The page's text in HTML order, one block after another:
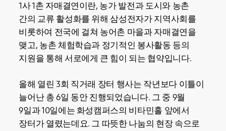
1사 1촌 자매결연이란, 농가 발전과 도시와 농촌
간의 교류 활성화를 위해 삼성전자가 지역사회를
비롯하여 전국에 걸쳐 농어촌 마을과 자매결연을
맺고, 농촌 체험학습과 정기적인 봉사활동 등의
지원을 통해 서로에게 큰 힘이 되는 협약입니다.
올해 열린 3회 직거래 장터 행사는 작년보다 이틀이
늘어난 총 6일 동안 진행되었습니다. 그 중 9월
9일과 10일에는 화성캠퍼스의 비타민홀 앞에서
장터가 열렸는데요. 그 따뜻한 나눔의 현장 속으로